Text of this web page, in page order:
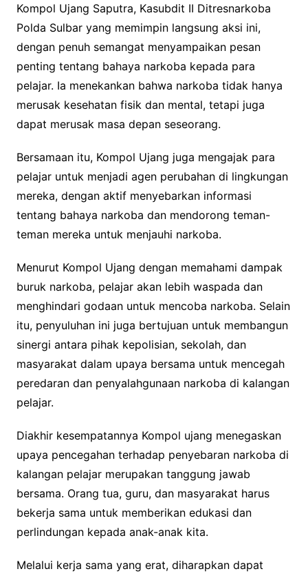
Kompol Ujang Saputra, Kasubdit II Ditresnarkoba
Polda Sulbar yang memimpin langsung aksi ini,
dengan penuh semangat menyampaikan pesan
penting tentang bahaya narkoba kepada para
pelajar. Ia menekankan bahwa narkoba tidak hanya
merusak kesehatan fisik dan mental, tetapi juga
dapat merusak masa depan seseorang.
Bersamaan itu, Kompol Ujang juga mengajak para
pelajar untuk menjadi agen perubahan di lingkungan
mereka, dengan aktif menyebarkan informasi
tentang bahaya narkoba dan mendorong teman-
teman mereka untuk menjauhi narkoba.
Menurut Kompol Ujang dengan memahami dampak
buruk narkoba, pelajar akan lebih waspada dan
menghindari godaan untuk mencoba narkoba. Selain
itu, penyuluhan ini juga bertujuan untuk membangun
sinergi antara pihak kepolisian, sekolah, dan
masyarakat dalam upaya bersama untuk mencegah
peredaran dan penyalahgunaan narkoba di kalangan
pelajar.
Diakhir kesempatannya Kompol ujang menegaskan
upaya pencegahan terhadap penyebaran narkoba di
kalangan pelajar merupakan tanggung jawab
bersama. Orang tua, guru, dan masyarakat harus
bekerja sama untuk memberikan edukasi dan
perlindungan kepada anak-anak kita.
Melalui kerja sama yang erat, diharapkan dapat